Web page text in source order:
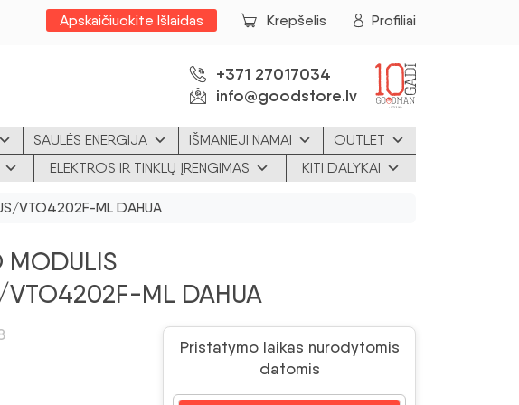
Apskaičiuokite Išlaidas Krepšelis Profiliai
+371 27017034
info@goodstore.lv
SAULĖS ENERGIJA IŠMANIEJI NAMAI
OUTLET
ELEKTROS IR TINKLŲ ĮRENGIMAS KITI DALYKAI
VTO4202F-ML DAHUA
MODULIS
VTO4202F-ML DAHUA
Pristatymo laikas nurodytomis
datomis